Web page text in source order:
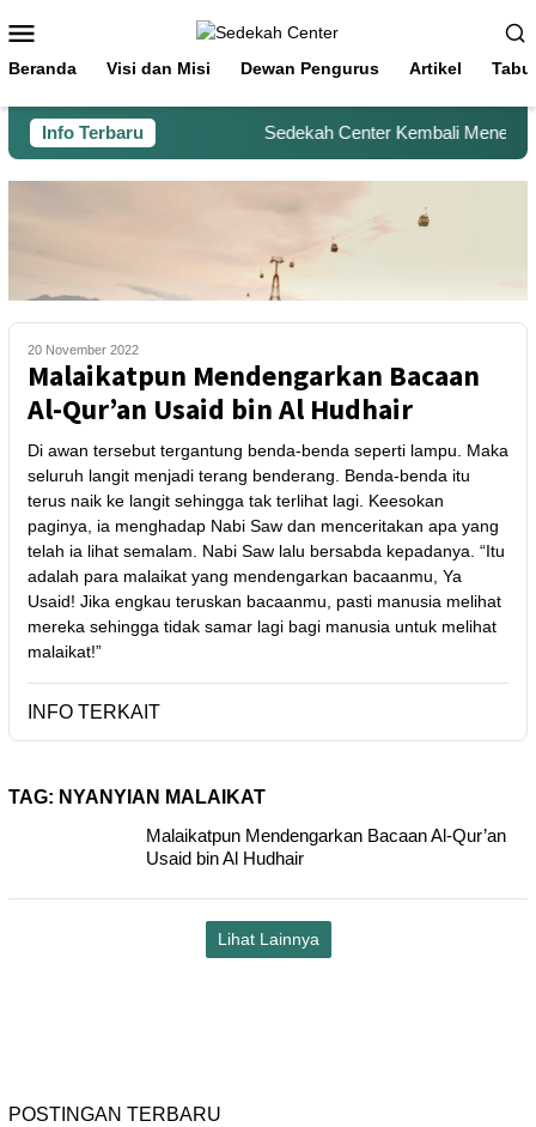
Beranda Visi dan Misi Dewan Pengurus Artikel
Info Terbaru Sedekah Center Kembali
20 November 2022
Malaikatpun Mendengarkan Bacaan
Al-Qur’an Usaid bin Al Hudhair
Di awan tersebut tergantung benda-benda seperti lampu. Maka
seluruh langit menjadi terang benderang. Benda-benda itu
terus naik ke langit sehingga tak terlihat lagi. Keesokan
paginya, ia menghadap Nabi Saw dan menceritakan apa yang
telah ia lihat semalam. Nabi Saw lalu bersabda kepadanya. “Itu
adalah para malaikat yang mendengarkan bacaanmu, Ya
Usaid! Jika engkau teruskan bacaanmu, pasti manusia melihat
mereka sehingga tidak samar lagi bagi manusia untuk melihat
malaikat!”
INFO TERKAIT
TAG: NYANYIAN MALAIKAT
Malaikatpun Mendengarkan Bacaan Al-Qur’an
Usaid bin Al Hudhair
Lihat Lainnya
POSTINGAN TERBARU